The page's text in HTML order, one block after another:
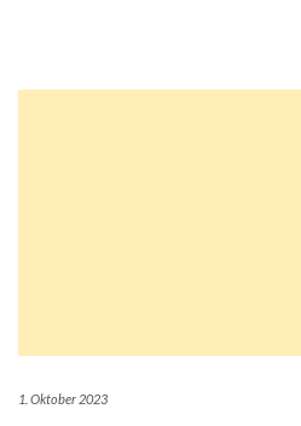
1. Oktober 2023